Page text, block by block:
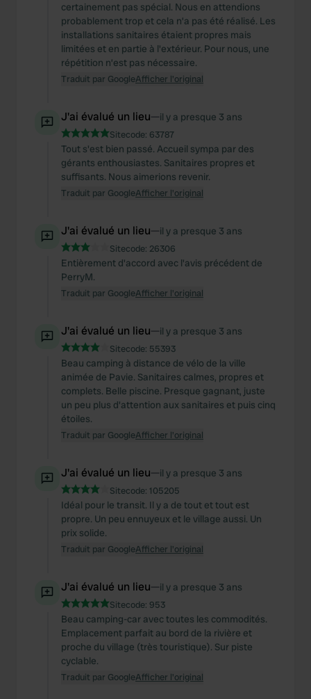
We also share information about your use of our site with
our social media, advertising and analytics partners who
may combine it with other information that you’ve
provided to them or that they’ve collected from your use
of their services.
certainement pas spécial. Nous en attendions
probablement trop et cela n’a pas été réalisé. Les
installations sanitaires étaient propres mais
limitées et en partie à l'extérieur. Pour nous, une
répétition n’est pas nécessaire.
Traduit par GoogleAfficher l'original
J'ai évalué un lieu—il y a presque 3 ans
Sitecode: 63787
Tout s'est bien passé. Accueil sympa par des
gérants enthousiastes. Sanitaires propres et
suffisants. Nous aimerions revenir.
Traduit par GoogleAfficher l'original
J'ai évalué un lieu—il y a presque 3 ans
Sitecode: 26306
Entièrement d'accord avec l'avis précédent de
PerryM.
Traduit par GoogleAfficher l'original
J'ai évalué un lieu—il y a presque 3 ans
Sitecode: 55393
Beau camping à distance de vélo de la ville
animée de Pavie. Sanitaires calmes, propres et
complets. Belle piscine. Presque gagnant, juste
un peu plus d'attention aux sanitaires et puis cinq
étoiles.
Traduit par GoogleAfficher l'original
J'ai évalué un lieu—il y a presque 3 ans
Sitecode: 105205
Idéal pour le transit. Il y a de tout et tout est
propre. Un peu ennuyeux et le village aussi. Un
prix solide.
Traduit par GoogleAfficher l'original
J'ai évalué un lieu—il y a presque 3 ans
Sitecode: 953
Beau camping-car avec toutes les commodités.
Emplacement parfait au bord de la rivière et
proche du village (très touristique). Sur piste
cyclable.
Traduit par GoogleAfficher l'original